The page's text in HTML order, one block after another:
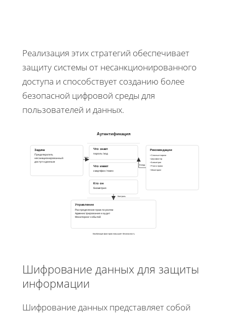
Реализация этих стратегий обеспечивает
защиту системы от несанкционированного
доступа и способствует созданию более
безопасной цифровой среды для
пользователей и данных.
Аутентификация
Задача
Предотвратить
несанкционированный
доступ к данным
Что знает
пароль / код
Что имеет
смартфон / токен
Кто он
биометрия
Рекомендации
• Сложные пароли
• Двухфактор
• Биометрия
• Роли и права
• Мониторинг
Управление
Распределение прав по ролям
Администрирование и аудит
Мониторинг событий
Внедр.
Контроль
Цель
Комбинация факторов повышает безопасность
Шифрование данных для защиты
информации
Шифрование данных представляет собой